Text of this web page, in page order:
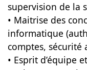
supervision de la
• Maitrise des
informatique
comptes, sécurité
• Esprit d’équipe